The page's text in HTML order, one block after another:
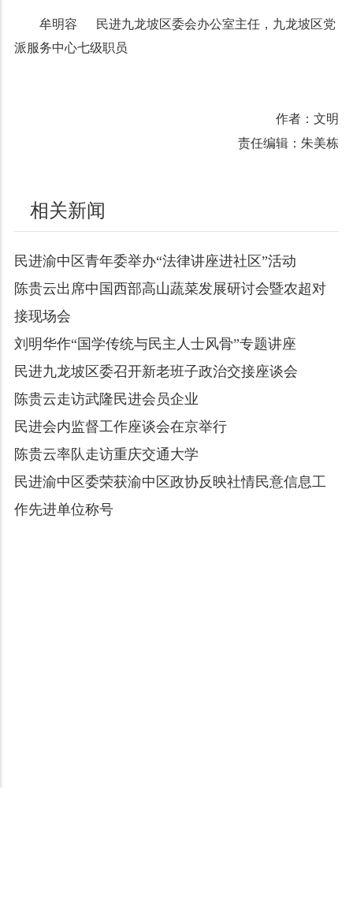
牟明容 民进九龙坡区委会办公室主任，九龙坡区党
派服务中心七级职员
作者：文明
责任编辑：朱美栋
相关新闻
民进渝中区青年委举办“法律讲座进社区”活动
陈贵云出席中国西部高山蔬菜发展研讨会暨农超对
接现场会
刘明华作“国学传统与民主人士风骨”专题讲座
民进九龙坡区委召开新老班子政治交接座谈会
陈贵云走访武隆民进会员企业
民进会内监督工作座谈会在京举行
陈贵云率队走访重庆交通大学
民进渝中区委荣获渝中区政协反映社情民意信息工
作先进单位称号